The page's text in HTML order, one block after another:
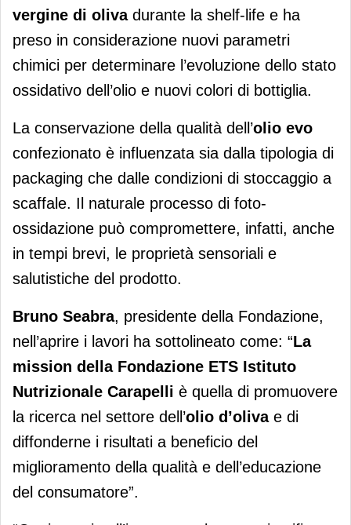
vergine di olivadurante la shelf-life e ha
preso in considerazione nuovi parametri
chimici per determinare l’evoluzione dello stato
ossidativo dell’olio e nuovi colori di bottiglia.
La conservazione della qualità dell’olio evo
confezionato è influenzata sia dalla tipologia di
packaging che dalle condizioni di stoccaggio a
scaffale. Il naturale processo di foto-
ossidazione può compromettere, infatti, anche
in tempi brevi, le proprietà sensoriali e
salutistiche del prodotto.
Bruno Seabra, presidente della Fondazione,
nell’aprire i lavori ha sottolineato come: “La
mission della Fondazione ETS Istituto
Nutrizionale Carapelli è quella di promuovere
la ricerca nel settore dell’olio d’oliva e di
diffonderne i risultati a beneficio del
miglioramento della qualità e dell’educazione
del consumatore”.